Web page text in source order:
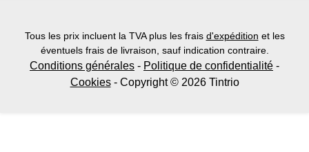
Tous les prix incluent la TVA plus les frais d'expédition et les
éventuels frais de livraison, sauf indication contraire.
Conditions générales - Politique de confidentialité -
Cookies- Copyright © 2026 Tintrio